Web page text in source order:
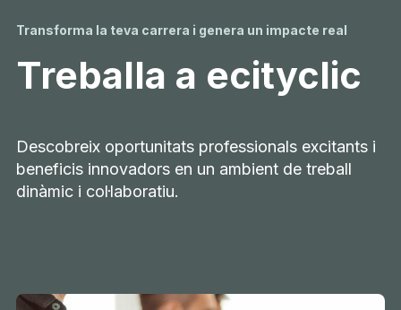
Transforma la teva carrera i genera un impacte real
Treballa a ecityclic
Descobreix oportunitats professionals excitants i
beneficis innovadors en un ambient de treball
dinàmic i col·laboratiu.